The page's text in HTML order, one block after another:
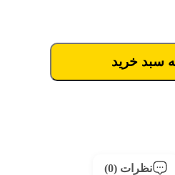
سبد خرید
نظرات (0)